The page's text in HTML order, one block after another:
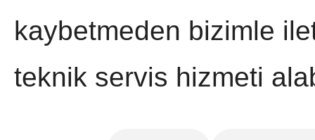
kaybetmeden bizimle
teknik servis hizmeti